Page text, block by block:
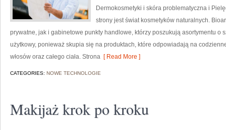
Dermokosmetyki i skóra problematyczna i
strony jest świat kosmetyków naturalnych.
prywatne, jak i gabinetowe punkty handlowe, którzy poszukują asortymentu o
użytkowy, ponieważ skupia się na produktach, które odpowiadają na
włosów oraz całego ciała. Strona [ Read More ]
CATEGORIES: NOWE TECHNOLOGIE
Makijaż krok po kroku